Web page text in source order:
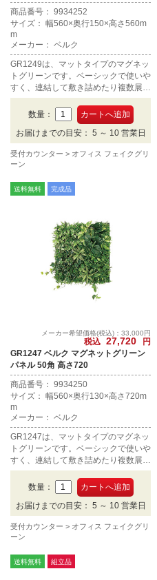
商品番号： 9934252
サイズ： 幅560×奥行150×高さ560m
m
メーカー： ベルク
GR1249は、マットタイプのマグネッ
トグリーンです。ベーシックで使いや
すく、連結して敷き詰めたり複数展示
がおすすめです。
数量：
お届けまでの目安： 5 ～ 10 営業日
受付カウンター
オフィス フェイクグリ
ーン
送料無料 完成品
メーカー希望価格(税込)：33,000円
税込 27,720
円
GR1247 ベルク マグネットグリーン
パネル 50角 高さ720
商品番号： 9934250
サイズ： 幅560×奥行130×高さ720m
m
メーカー： ベルク
GR1247は、マットタイプのマグネッ
トグリーンです。ベーシックで使いや
すく、連結して敷き詰めたり複数展示
がおすすめです。
数量：
お届けまでの目安： 5 ～ 10 営業日
受付カウンター
オフィス フェイクグリ
ーン
送料無料 組立品